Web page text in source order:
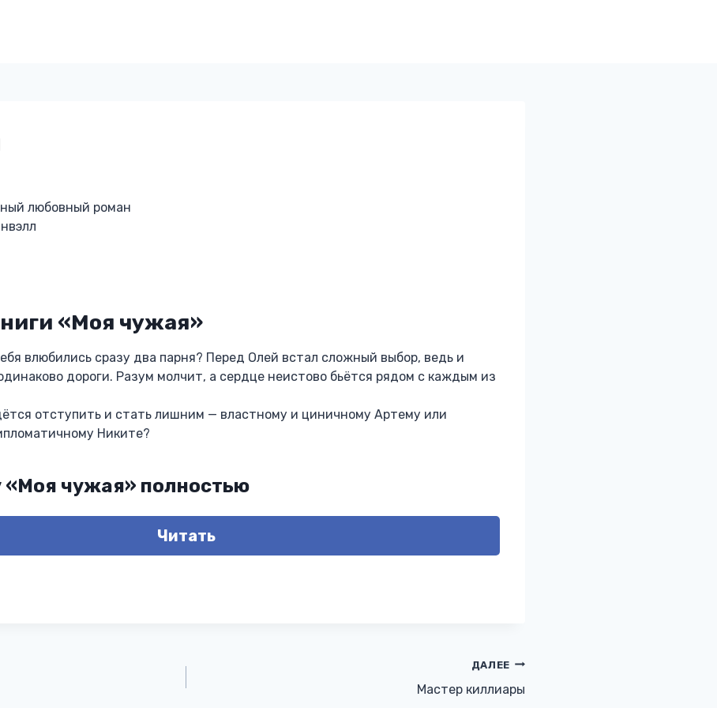
любовный роман
«Моя чужая»
влюбились сразу два парня? Перед Олей встал сложный выбор, ведь и
дороги. Разум молчит, а сердце неистово бьётся рядом с каждым из
отступить и стать лишним — властному и циничному Артему или
Никите?
«Моя чужая» полностью
Читать
ДАЛЕЕ
Мастер киллиары